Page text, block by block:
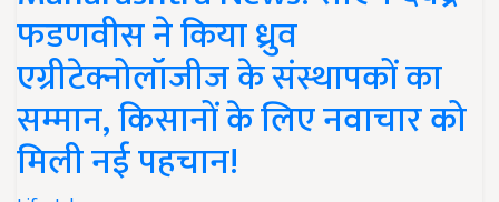
फडणवीस ने किया ध्रुव
एग्रीटेक्नोलॉजीज के संस्थापकों का
सम्मान, किसानों के लिए नवाचार को
मिली नई पहचान!